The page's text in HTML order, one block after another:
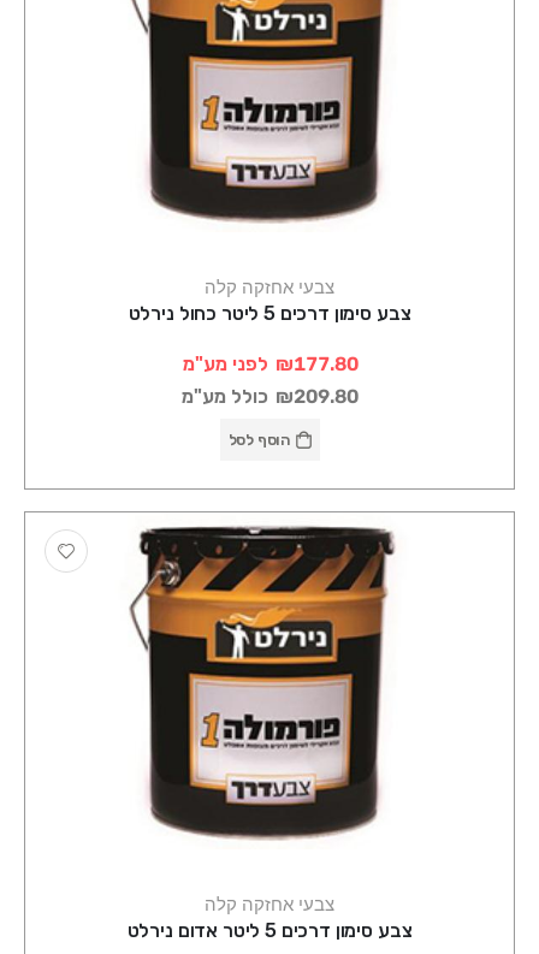
צבעי אחזקה קלה
צבע סימון דרכים 5 ליטר כחול נירלט
₪177.80 לפני מע"מ
₪209.80 כולל מע"מ
הוסף לסל
צבעי אחזקה קלה
צבע סימון דרכים 5 ליטר אדום נירלט